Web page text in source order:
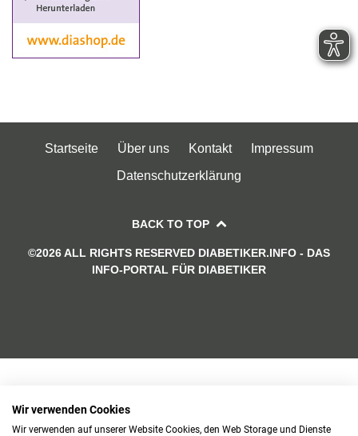
Startseite Über uns Kontakt
Impressum
Datenschutzerklärung
BACK TO TOP
©2026 ALL RIGHTS RESERVED DIABETIKER.INFO - DAS
INFO-PORTAL FÜR DIABETIKER
Wir verwenden Cookies
Wir verwenden auf unserer Website Cookies, den Web Storage und Dienste